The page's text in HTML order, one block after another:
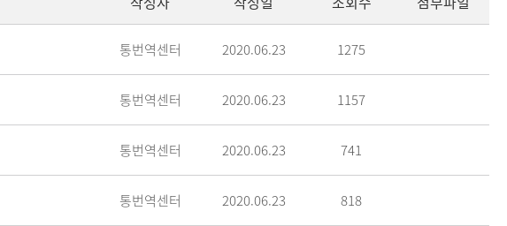
통번역센터 2020.06.23 1275
통번역센터 2020.06.23 1157
통번역센터 2020.06.23 741
통번역센터 2020.06.23 818